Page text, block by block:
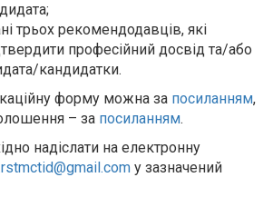
трьох рекомендодавців, які
професійний досвід та/або
кандидатки.
форму можна за посиланням,
– за посиланням.
надіслати на електронну
у зазначений